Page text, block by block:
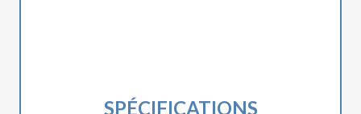
SPÉCIFICATIONS